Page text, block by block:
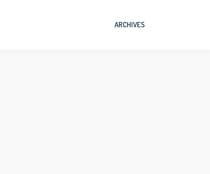
ARCHIVES